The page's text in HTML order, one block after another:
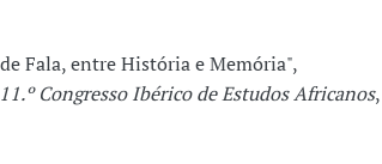
Fala, entre História e Memória",
11.º Congresso Ibérico de Estudos Africanos,